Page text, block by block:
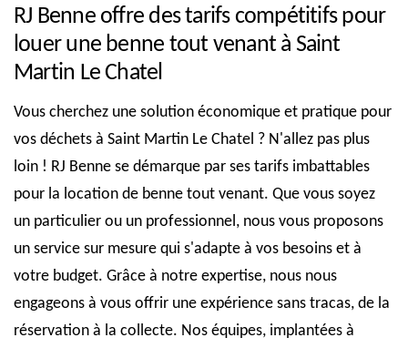
RJ Benne offre des tarifs compétitifs pour
louer une benne tout venant à Saint
Martin Le Chatel
Vous cherchez une solution économique et pratique pour
vos déchets à Saint Martin Le Chatel ? N'allez pas plus
loin ! RJ Benne se démarque par ses tarifs imbattables
pour la location de benne tout venant. Que vous soyez
un particulier ou un professionnel, nous vous proposons
un service sur mesure qui s'adapte à vos besoins et à
votre budget. Grâce à notre expertise, nous nous
engageons à vous offrir une expérience sans tracas, de la
réservation à la collecte. Nos équipes, implantées à